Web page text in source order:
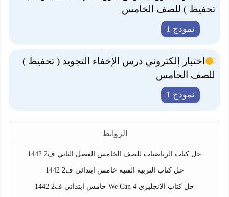
تحفيظ ) للصف الخامس
نموذج 1
اختبار إلكتروني درس الإخفاء التجويد ( تحفيظ )
للصف الخامس
نموذج 1
الروابط
حل كتاب الرياضيات للصف الخامس الفصل الثاني ف2 1442
حل كتاب التربية الفنية خامس ابتدائي ف2 1442
حل كتاب الانجليزي We Can 4 خامس ابتدائي ف2 1442